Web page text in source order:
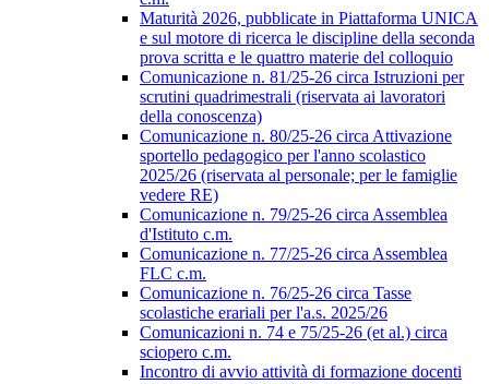
Maturità 2026, pubblicate in Piattaforma UNICA
e sul motore di ricerca le discipline della seconda
prova scritta e le quattro materie del colloquio
Comunicazione n. 81/25-26 circa Istruzioni per
scrutini quadrimestrali (riservata ai lavoratori
della conoscenza)
Comunicazione n. 80/25-26 circa Attivazione
sportello pedagogico per l'anno scolastico
2025/26 (riservata al personale; per le famiglie
vedere RE)
Comunicazione n. 79/25-26 circa Assemblea
d'Istituto c.m.
Comunicazione n. 77/25-26 circa Assemblea
FLC c.m.
Comunicazione n. 76/25-26 circa Tasse
scolastiche erariali per l'a.s. 2025/26
Comunicazioni n. 74 e 75/25-26 (et al.) circa
sciopero c.m.
Incontro di avvio attività di formazione docenti